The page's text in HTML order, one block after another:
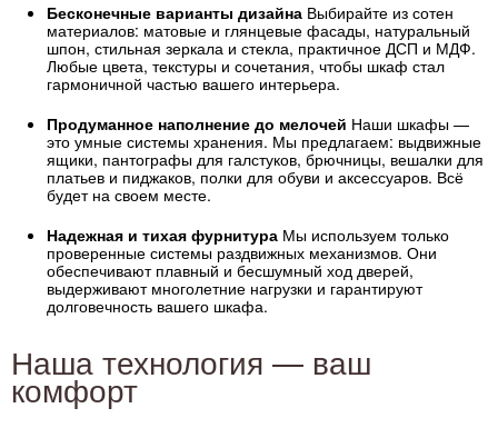
Бесконечные варианты дизайнаВыбирайте из сотен
материалов: матовые и глянцевые фасады, натуральный
шпон, стильная зеркала и стекла, практичное ДСП и МДФ.
Любые цвета, текстуры и сочетания, чтобы шкаф стал
гармоничной частью вашего интерьера.
Продуманное наполнение до мелочей Наши шкафы —
это умные системы хранения. Мы предлагаем: выдвижные
ящики, пантографы для галстуков, брючницы, вешалки для
платьев и пиджаков, полки для обуви и аксессуаров. Всё
будет на своем месте.
Надежная и тихая фурнитураМы используем только
проверенные системы раздвижных механизмов. Они
обеспечивают плавный и бесшумный ход дверей,
выдерживают многолетние нагрузки и гарантируют
долговечность вашего шкафа.
Наша технология — ваш
комфорт